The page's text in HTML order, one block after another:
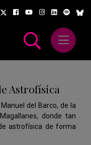
Abrir
Astrofísica
del Barco, de la
donde tan
astrofísica de forma